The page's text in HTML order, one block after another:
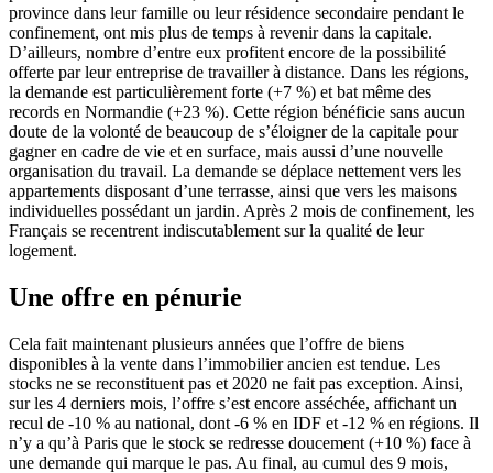
province dans leur famille ou leur résidence secondaire pendant le
confinement, ont mis plus de temps à revenir dans la capitale.
D’ailleurs, nombre d’entre eux profitent encore de la possibilité
offerte par leur entreprise de travailler à distance. Dans les régions,
la demande est particulièrement forte (+7 %) et bat même des
records en Normandie (+23 %). Cette région bénéficie sans aucun
doute de la volonté de beaucoup de s’éloigner de la capitale pour
gagner en cadre de vie et en surface, mais aussi d’une nouvelle
organisation du travail. La demande se déplace nettement vers les
appartements disposant d’une terrasse, ainsi que vers les maisons
individuelles possédant un jardin. Après 2 mois de confinement, les
Français se recentrent indiscutablement sur la qualité de leur
logement.
Une offre en pénurie
Cela fait maintenant plusieurs années que l’offre de biens
disponibles à la vente dans l’immobilier ancien est tendue. Les
stocks ne se reconstituent pas et 2020 ne fait pas exception. Ainsi,
sur les 4 derniers mois, l’offre s’est encore asséchée, affichant un
recul de -10 % au national, dont -6 % en IDF et -12 % en régions. Il
n’y a qu’à Paris que le stock se redresse doucement (+10 %) face à
une demande qui marque le pas. Au final, au cumul des 9 mois,